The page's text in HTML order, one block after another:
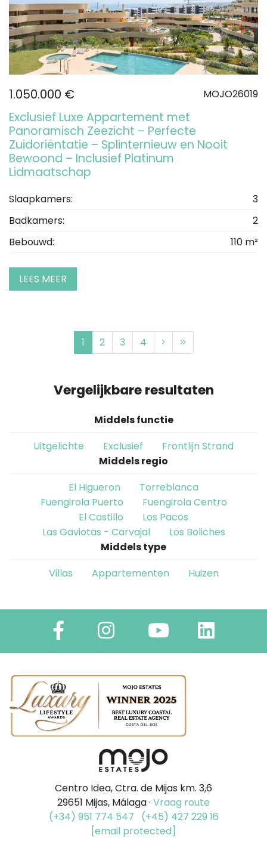
1.050.000 € MOJO26019
Exclusief Luxe Appartement met
Panoramisch Zeezicht – Perfecte
Zuidoriëntatie – Splinternieuw en Nooit
Bewoond – Inclusief Platinum
Lidmaatschap
Slaapkamers:
3
Badkamers:
2
Bebouwd:
110 m²
LEES MEER
1 2 3 4
Vergelijkbare resultaten
Middels functie
Uitgelichte
Exclusief
Frontlijn Strand
Middels regio
El Higueron
Torreblanca
Fuengirola Puerto
Fuengirola Centro
El Castillo
Los Pacos
Las Gaviotas - Carvajal
Los Boliches
Middels type
Villas
Appartementen Huizen
Centro Idea, Ctra. de Mijas km. 3,6
29651 Mijas, Málaga · Vraag route
(+34) 951 774 547
(+45) 427 229 16
[email protected]